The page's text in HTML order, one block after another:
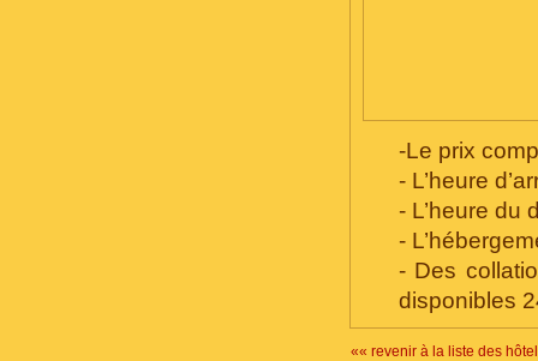
-Le prix
- L’heure
- L’heure du
-
- Des
disponibles
«« revenir à la liste des